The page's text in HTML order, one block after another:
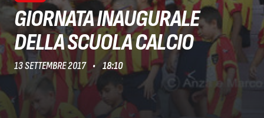
GIORNATA INAUGURALE
DELLA SCUOLA CALCIO
13 SETTEMBRE 2017 18:10